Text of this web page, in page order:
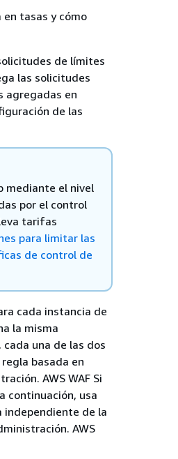
en tasas y cómo
de límites
las solicitudes
agregadas en
de las
mediante el nivel
por el control
tarifas
para limitar las
de control de
cada instancia de
la misma
una de las dos
basada en
AWS WAF Si
continuación, usa
independiente de la
AWS